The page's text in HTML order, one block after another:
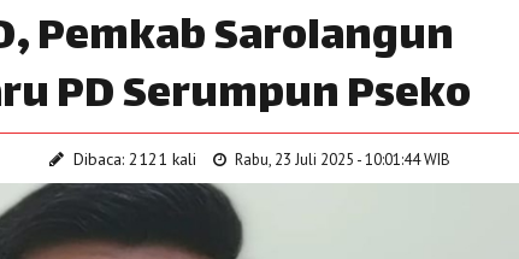
Pemkab Sarolangun
PD Serumpun Pseko
Dibaca: 2121 kali Rabu, 23 Juli 2025 - 10:01:44 WIB